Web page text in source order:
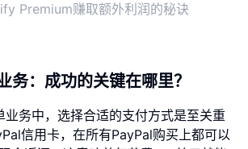
Premium赚取额外利润的秘诀
务：成功的关键在哪里？
业务中，选择合适的支付方式是至关重
信用卡，在所有PayPal购买上都可以